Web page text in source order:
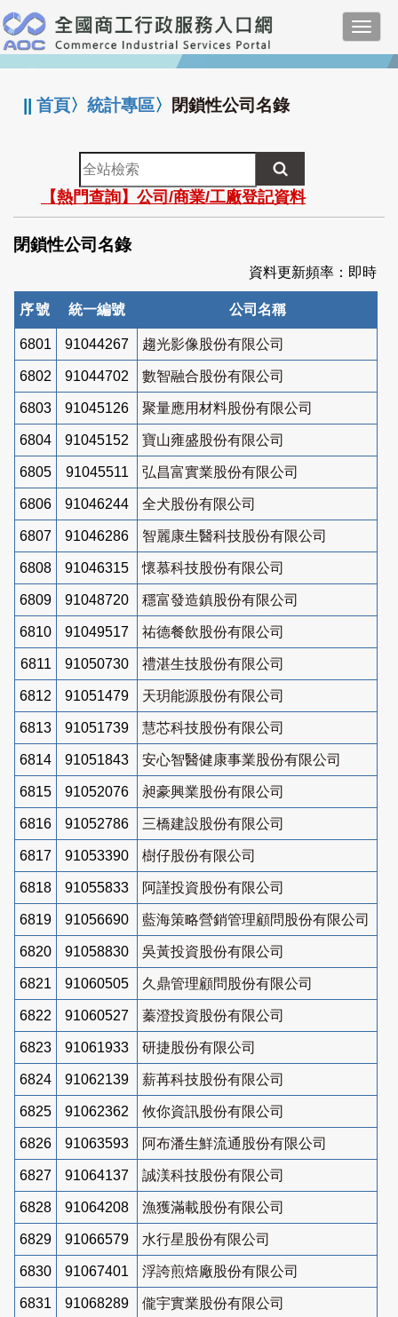
跳
到
主
要
:::
||首頁〉統計專區〉 閉鎖性公司名錄
全
站
檢
索
【熱門查詢】公司/商業/工廠登記資料
閉鎖性公司名錄
資料更新頻率：即時
序號 統一編號 公司名稱
6801 91044267 趨光影像股份有限公司
6802 91044702 數智融合股份有限公司
6803 91045126 聚量應用材料股份有限公司
6804 91045152 寶山雍盛股份有限公司
6805 91045511 弘昌富實業股份有限公司
6806 91046244 全犬股份有限公司
6807 91046286 智麗康生醫科技股份有限公司
6808 91046315 懷慕科技股份有限公司
6809 91048720 穩富發造鎮股份有限公司
6810 91049517 祐德餐飲股份有限公司
6811 91050730 禮湛生技股份有限公司
6812 91051479 天玥能源股份有限公司
6813 91051739 慧芯科技股份有限公司
6814 91051843 安心智醫健康事業股份有限公司
6815 91052076 昶豪興業股份有限公司
6816 91052786 三橋建設股份有限公司
6817 91053390 樹仔股份有限公司
6818 91055833 阿謹投資股份有限公司
6819 91056690 藍海策略營銷管理顧問股份有限公司
6820 91058830 吳黃投資股份有限公司
6821 91060505 久鼎管理顧問股份有限公司
6822 91060527 蓁澄投資股份有限公司
6823 91061933 研捷股份有限公司
6824 91062139 薪苒科技股份有限公司
6825 91062362 攸你資訊股份有限公司
6826 91063593 阿布潘生鮮流通股份有限公司
6827 91064137 誠渼科技股份有限公司
6828 91064208 漁獲滿載股份有限公司
6829 91066579 水行星股份有限公司
6830 91067401 浮誇煎焙廠股份有限公司
6831 91068289 儱宇實業股份有限公司